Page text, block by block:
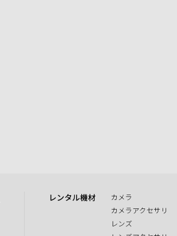
レンタル機材
カメラ
カメラアクセサリ
レンズ